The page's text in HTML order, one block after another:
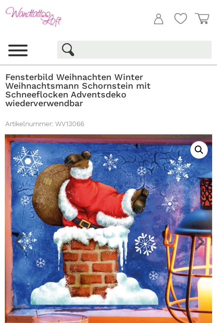
Fensterbild Weihnachten Winter
Weihnachtsmann Schornstein mit
Schneeflocken Adventsdeko
wiederverwendbar
Artikelnummer: WV13066